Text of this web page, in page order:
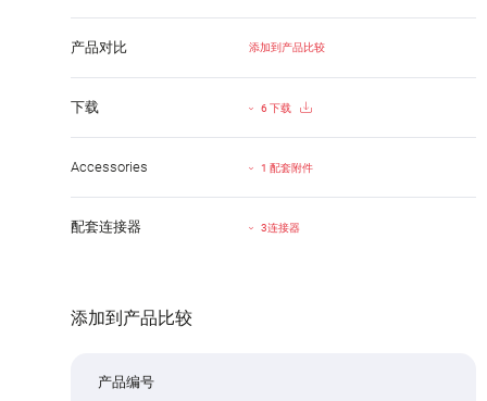
产品对比 添加到产品比较
下载 6 下载
Accessories 1 配套附件
配套连接器 3连接器
添加到产品比较
产品编号